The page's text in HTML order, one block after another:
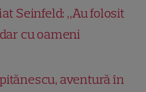
Seinfeld: „Au folosit
cu oameni
aventură în